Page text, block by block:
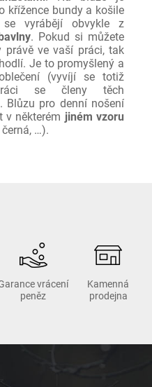
křížence bundy a košile
vyrábějí obvykle z
. Pokud si můžete
ve vaší práci, tak
Je to promyšlený a
(vyvíjí se totiž
se členy těch
Blůzu pro denní nošení
v některém jiném vzoru
…).
vrácení
peněz
Kamenná
prodejna